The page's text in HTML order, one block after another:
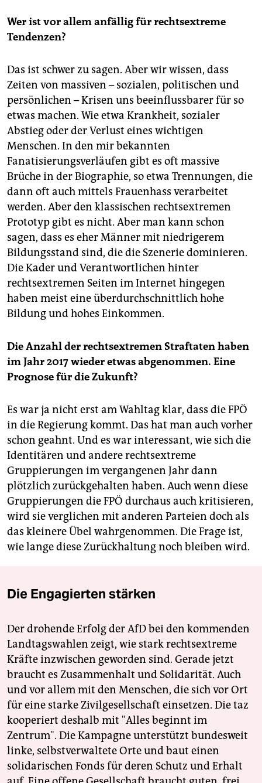
Wer ist vor allem anfällig für rechtsextreme
Tendenzen?
Das ist schwer zu sagen. Aber wir wissen, dass
Zeiten von massiven – sozialen, politischen und
persönlichen – Krisen uns beeinflussbarer für so
etwas machen. Wie etwa Krankheit, sozialer
Abstieg oder der Verlust eines wichtigen
Menschen. In den mir bekannten
Fanatisierungsverläufen gibt es oft massive
Brüche in der Biographie, so etwa Trennungen, die
dann oft auch mittels Frauenhass verarbeitet
werden. Aber den klassischen rechtsextremen
Prototyp gibt es nicht. Aber man kann schon
sagen, dass es eher Männer mit niedrigerem
Bildungsstand sind, die die Szenerie dominieren.
Die Kader und Verantwortlichen hinter
rechtsextremen Seiten im Internet hingegen
haben meist eine überdurchschnittlich hohe
Bildung und hohes Einkommen.
Die Anzahl der rechtsextremen Straftaten haben
im Jahr 2017 wieder etwas abgenommen. Eine
Prognose für die Zukunft?
Es war ja nicht erst am Wahltag klar, dass die FPÖ
in die Regierung kommt. Das hat man auch vorher
schon geahnt. Und es war interessant, wie sich die
Identitären und andere rechtsextreme
Gruppierungen im vergangenen Jahr dann
plötzlich zurückgehalten haben. Auch wenn diese
Gruppierungen die FPÖ durchaus auch kritisieren,
wird sie verglichen mit anderen Parteien doch als
das kleinere Übel wahrgenommen. Die Frage ist,
wie lange diese Zurückhaltung noch bleiben wird.
Die Engagierten stärken
Der drohende Erfolg der AfD bei den kommenden
Landtagswahlen zeigt, wie stark rechtsextreme
Kräfte inzwischen geworden sind. Gerade jetzt
braucht es Zusammenhalt und Solidarität. Auch
und vor allem mit den Menschen, die sich vor Ort
für eine starke Zivilgesellschaft einsetzen. Die taz
kooperiert deshalb mit "Alles beginnt im
Zentrum". Die Kampagne unterstützt bundesweit
linke, selbstverwaltete Orte und baut einen
solidarischen Fonds für deren Schutz und Erhalt